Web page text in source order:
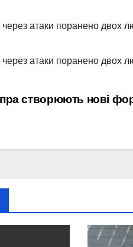
створюють нові